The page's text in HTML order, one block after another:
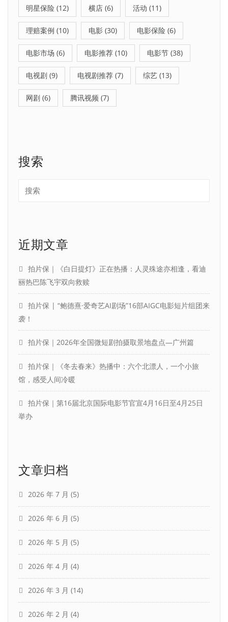
明星保险 (12) 横店 (6) 活动 (11)
理赔案例 (10) 电影 (30) 电影保险 (6)
电影市场 (6) 电影推荐 (10) 电影节 (38)
电视剧 (9) 电视剧推荐 (7) 综艺 (13)
网剧 (6) 腾讯视频 (7)
搜索
近期文章
拍片保｜《白日提灯》正在热播：人灵殊途亦相逢，看迪
丽热巴陈飞宇双向救赎
拍片保 | “鲍德熹·爱奇艺AI剧场”16部AIGC电影短片组团来
袭！
拍片保｜2026年全国微短剧拍摄取景地盘点—广州篇
拍片保｜《冬去春来》热播中：六个北漂人，一个小旅
馆，感受人间冷暖
拍片保｜第16届北京国际电影节官宣4月16日至4月25日
举办
文章归档
2026 年 7 月 (5)
2026 年 6 月 (5)
2026 年 5 月 (5)
2026 年 4 月 (4)
2026 年 3 月 (14)
2026 年 2 月 (4)